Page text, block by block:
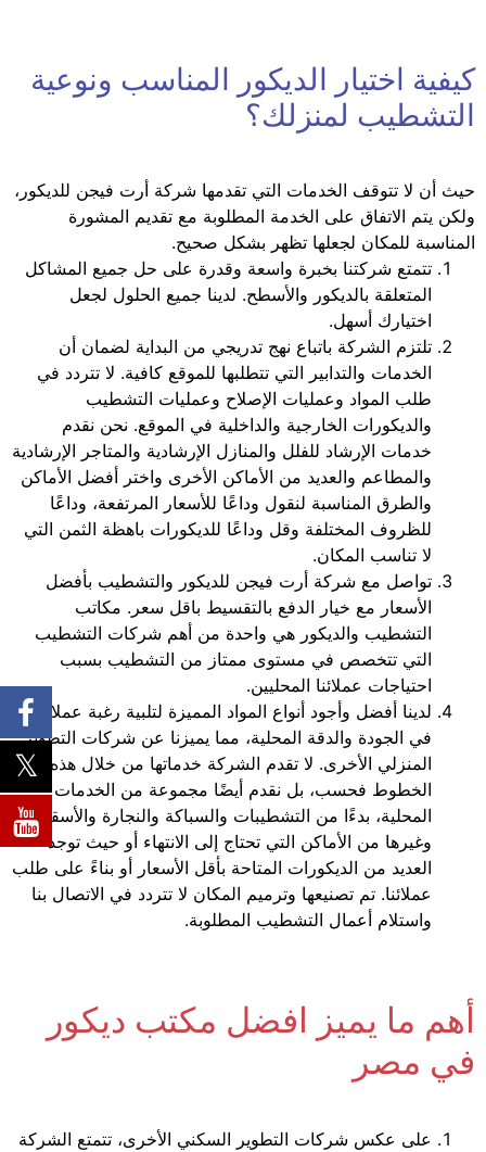
كيفية اختيار الديكور المناسب ونوعية
التشطيب لمنزلك؟
حيث أن لا تتوقف الخدمات التي تقدمها شركة أرت فيجن للديكور،
ولكن يتم الاتفاق على الخدمة المطلوبة مع تقديم المشورة
المناسبة للمكان لجعلها تظهر بشكل صحيح.
تتمتع شركتنا بخبرة واسعة وقدرة على حل جميع المشاكل
المتعلقة بالديكور والأسطح. لدينا جميع الحلول لجعل
اختيارك أسهل.
تلتزم الشركة باتباع نهج تدريجي من البداية لضمان أن
الخدمات والتدابير التي تتطلبها للموقع كافية. لا تتردد في
طلب المواد وعمليات الإصلاح وعمليات التشطيب
والديكورات الخارجية والداخلية في الموقع. نحن نقدم
خدمات الإرشاد للفلل والمنازل الإرشادية والمتاجر الإرشادية
والمطاعم والعديد من الأماكن الأخرى واختر أفضل الأماكن
والطرق المناسبة لنقول وداعًا للأسعار المرتفعة، وداعًا
للظروف المختلفة وقل وداعًا للديكورات باهظة الثمن التي
لا تناسب المكان.
تواصل مع شركة أرت فيجن للديكور والتشطيب بأفضل
الأسعار مع خيار الدفع بالتقسيط باقل سعر. مكاتب
التشطيب والديكور هي واحدة من أهم شركات التشطيب
التي تتخصص في مستوى ممتاز من التشطيب بسبب
احتياجات عملائنا المحليين.
لدينا أفضل وأجود أنواع المواد المميزة لتلبية رغبة عملائنا
في الجودة والدقة المحلية، مما يميزنا عن شركات التطوير
المنزلي الأخرى. لا تقدم الشركة خدماتها من خلال هذه
الخطوط فحسب، بل نقدم أيضًا مجموعة من الخدمات
المحلية، بدءًا من التشطيبات والسباكة والنجارة والأسقف
وغيرها من الأماكن التي تحتاج إلى الانتهاء أو حيث توجد
العديد من الديكورات المتاحة بأقل الأسعار أو بناءً على طلب
عملائنا. تم تصنيعها وترميم المكان لا تتردد في الاتصال بنا
واستلام أعمال التشطيب المطلوبة.
أهم ما يميز افضل مكتب ديكور
في مصر
على عكس شركات التطوير السكني الأخرى، تتمتع الشركة